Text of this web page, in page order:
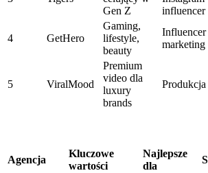
Gen Z
influencer
4 GetHero
Gaming,
lifestyle,
beauty
Influencer
marketing
5 ViralMood
Premium
video dla
luxury
brands
Agencja
Kluczowe
wartości
Najlepsze
dla